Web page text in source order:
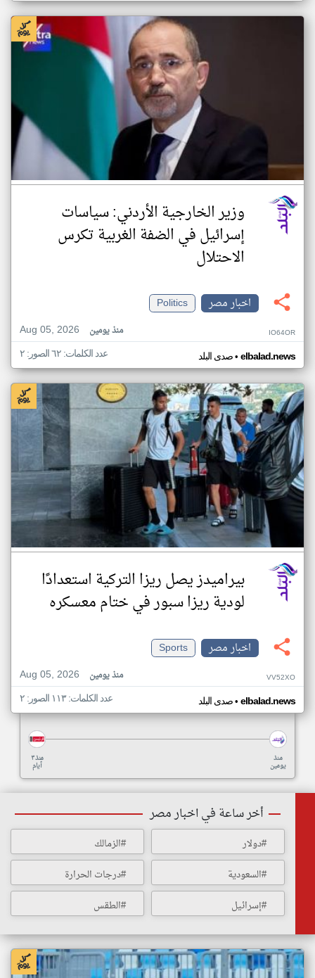
وزير الخارجية الأردني: سياسات
إسرائيل في الضفة الغربية تكرس
الاحتلال
اخبار مصر
Politics
Aug 05, 2026
منذ يومين IO64OR
صدى البلد• elbalad.news عدد الكلمات: ٦٢ الصور: ٢
بيراميدز يصل ريزا التركية استعدادًا
لودية ريزا سبور في ختام معسكره
اخبار مصر
Sports
Aug 05, 2026
منذ يومين VV52XO
صدى البلد• elbalad.news عدد الكلمات: ١١٣ الصور: ٢
منذ ٣
أيام
منذ
يومين
أخر ساعة في اخبار مصر
#دولار
#الزمالك
#السعودية
#درجات الحرارة
#إسرائيل
#الطقس